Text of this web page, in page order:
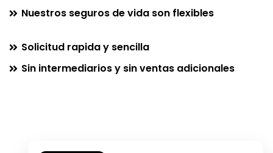
Nuestros seguros de vida son flexibles
Solicitud rapida y sencilla
Sin intermediarios y sin ventas adicionales